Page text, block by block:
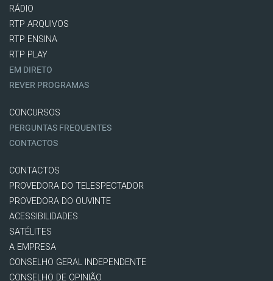
RÁDIO
RTP ARQUIVOS
RTP ENSINA
RTP PLAY
EM DIRETO
REVER PROGRAMAS
CONCURSOS
PERGUNTAS FREQUENTES
CONTACTOS
CONTACTOS
PROVEDORA DO TELESPECTADOR
PROVEDORA DO OUVINTE
ACESSIBILIDADES
SATÉLITES
A EMPRESA
CONSELHO GERAL INDEPENDENTE
CONSELHO DE OPINIÃO